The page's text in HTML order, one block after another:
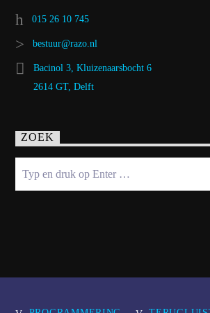
015 26 10 745
bestuur@razo.nl
Bacinol 3, Kluizenaarsbocht 6
2614 GT, Delft
ZOEK